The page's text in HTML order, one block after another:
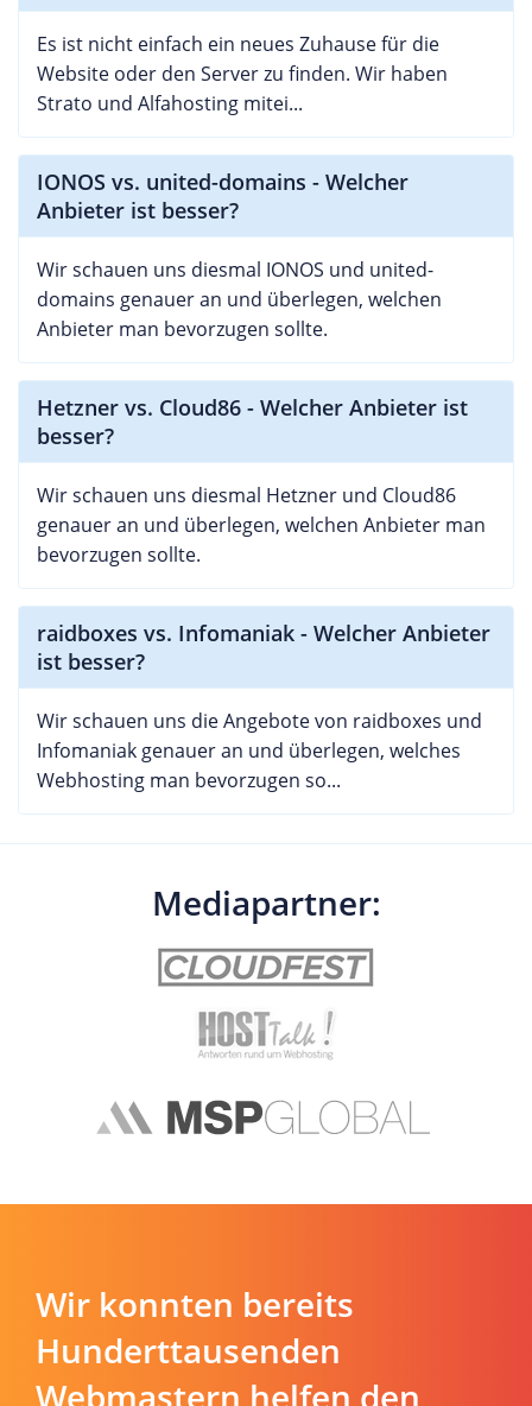
Es ist nicht einfach ein neues Zuhause für die
Website oder den Server zu finden. Wir haben
Strato und Alfahosting mitei...
IONOS vs. united-domains - Welcher
Anbieter ist besser?
Wir schauen uns diesmal IONOS und united-
domains genauer an und überlegen, welchen
Anbieter man bevorzugen sollte.
Hetzner vs. Cloud86 - Welcher Anbieter ist
besser?
Wir schauen uns diesmal Hetzner und Cloud86
genauer an und überlegen, welchen Anbieter man
bevorzugen sollte.
raidboxes vs. Infomaniak - Welcher Anbieter
ist besser?
Wir schauen uns die Angebote von raidboxes und
Infomaniak genauer an und überlegen, welches
Webhosting man bevorzugen so...
Mediapartner:
Wir konnten bereits
Hunderttausenden
Webmastern helfen den